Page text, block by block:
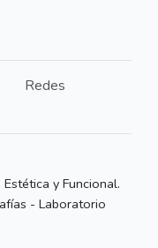
Redes
y Funcional.
- Laboratorio